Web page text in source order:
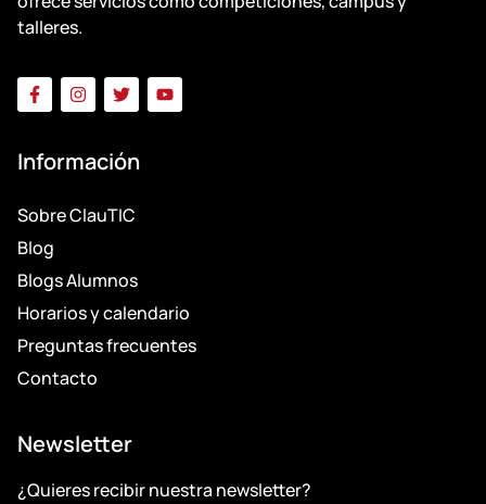
talleres.
Información
Sobre ClauTIC
Blog
Blogs Alumnos
Horarios y calendario
Preguntas frecuentes
Contacto
Newsletter
¿Quieres recibir nuestra newsletter?